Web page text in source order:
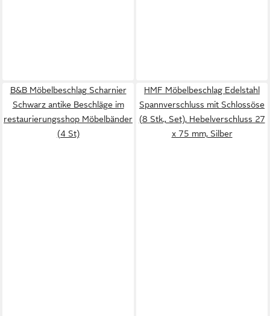
B&B Möbelbeschlag Scharnier
Schwarz antike Beschläge im
restaurierungsshop Möbelbänder
(4 St)
HMF Möbelbeschlag Edelstahl
Spannverschluss mit Schlossöse
(8 Stk., Set), Hebelverschluss 27
x 75 mm, Silber